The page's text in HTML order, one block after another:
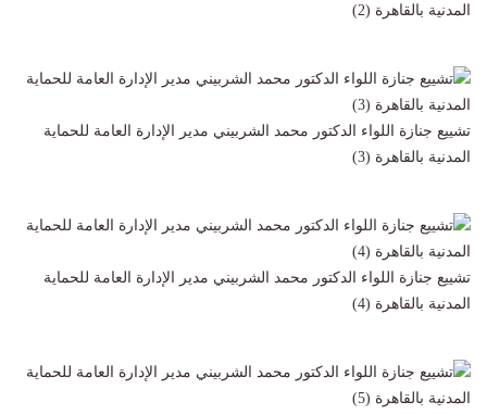
المدنية بالقاهرة (2)
تشييع جنازة اللواء الدكتور محمد الشربيني مدير الإدارة العامة للحماية
المدنية بالقاهرة (3)
تشييع جنازة اللواء الدكتور محمد الشربيني مدير الإدارة العامة للحماية
المدنية بالقاهرة (4)